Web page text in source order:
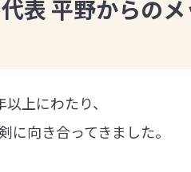
表 平野からの
上にわたり、
向き合ってきました。